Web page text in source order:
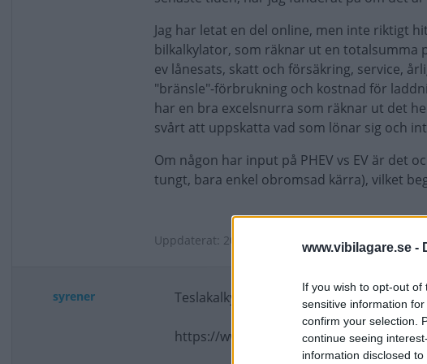
www.vibilagare.se -
If you wish to opt-out
sensitive information
confirm your selection.
continue seeing
information disclosed
Jag har letat en del online, men inte riktigt
bilkalkylator, som räknar ut en totalsumma
ev lånesats, skatt och försäkring, service,
"bränsle"-förbrukning och kostnad för
har en bra excelsnurra som räknar ut det
svårt att uppskatta vad som lönar sig och
Om någon har input på PHEV vs EV är det
tungt, bara enkel obromsad kärra), vilket
Uppdaterat: 2023-08-28 09:33
syrener Teslakalkylen är bra. Sitt namn till trots
https://www.teslakalkylen.com